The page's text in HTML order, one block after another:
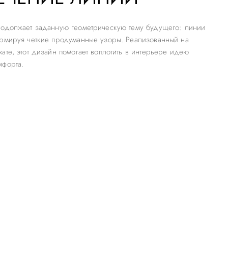
заданную геометрическую тему будущего: линии
четкие продуманные узоры. Реализованный на
этот дизайн помогает воплотить в интерьере идею